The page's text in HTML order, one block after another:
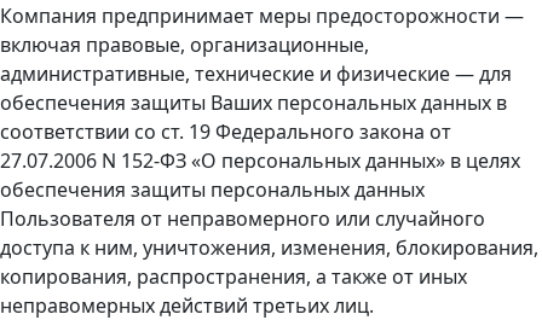
Компания предпринимает меры предосторожности —
включая правовые, организационные,
административные, технические и физические — для
обеспечения защиты Ваших персональных данных в
соответствии со ст. 19 Федерального закона от
27.07.2006 N 152-ФЗ «О персональных данных» в целях
обеспечения защиты персональных данных
Пользователя от неправомерного или случайного
доступа к ним, уничтожения, изменения, блокирования,
копирования, распространения, а также от иных
неправомерных действий третьих лиц.